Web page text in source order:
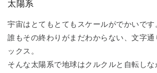
太陽系
宇宙はとてもとてもスケールがでかいです
誰もその終わりがまだわからない、文字
ックス。
そんな太陽系で地球はクルクルと自転し